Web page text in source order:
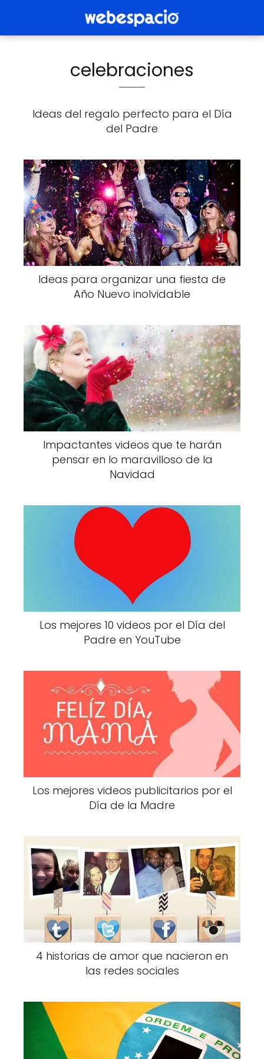
celebraciones
Ideas del regalo perfecto para el Día
del Padre
Ideas para organizar una fiesta de
Año Nuevo inolvidable
Impactantes videos que te harán
pensar en lo maravilloso de la
Navidad
Los mejores 10 videos por el Día del
Padre en YouTube
Los mejores videos publicitarios por el
Día de la Madre
4 historias de amor que nacieron en
las redes sociales